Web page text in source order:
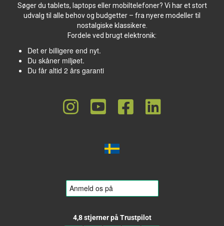
Søger du tablets, laptops eller mobiltelefoner? Vi har et stort
udvalg til alle behov og budgetter – fra nyere modeller til
nostalgiske klassikere.
Fordele ved brugt elektronik:
Det er billigere end nyt.
Du skåner miljøet.
Du får altid 2 års garanti
4,8 stjerner på Trustpilot